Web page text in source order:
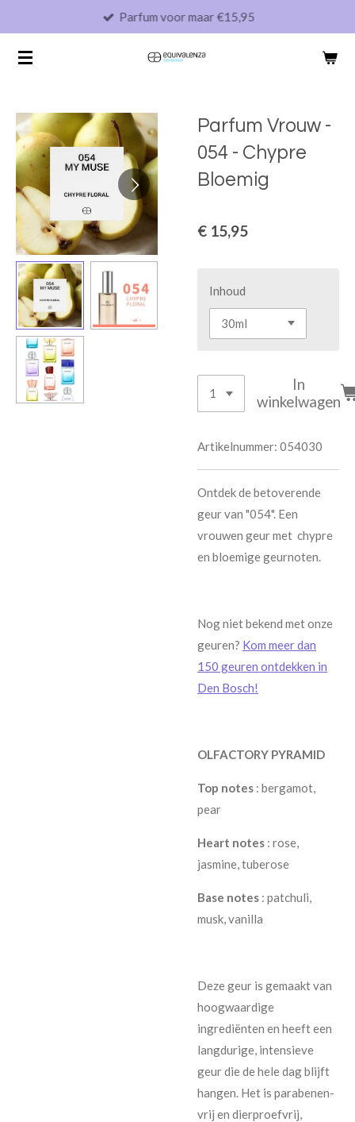
naar
Parfum voor maar €15,95
Parfum Vrouw -
054 - Chypre
Bloemig
€ 15,95
Inhoud
In
winkelwagen
Artikelnummer: 054030
Ontdek de betoverende
geur van "054". Een
vrouwen geur met chypre
en bloemige geurnoten.
Nog niet bekend met onze
geuren? Kom meer dan
150 geuren ontdekken in
Den Bosch!
OLFACTORY PYRAMID
Top notes : bergamot,
pear
Heart notes : rose,
jasmine, tuberose
Base notes : patchuli,
musk, vanilla
Deze geur is gemaakt van
hoogwaardige
ingrediënten en heeft een
langdurige, intensieve
geur die de hele dag blijft
hangen. Het is parabenen-
vrij en dierproefvrij,